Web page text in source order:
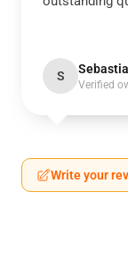
S
Verified
Write your